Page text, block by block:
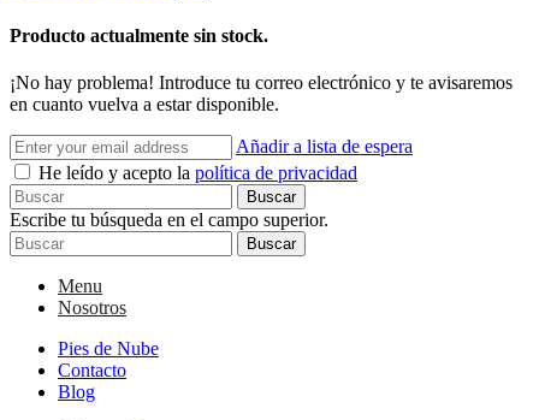
Producto actualmente sin stock.
¡No hay problema! Introduce tu correo electrónico y te avisaremos
en cuanto vuelva a estar disponible.
Añadir a lista de espera
He leído y acepto la política de privacidad
Buscar
Escribe tu búsqueda en el campo superior.
Buscar
Menu
Nosotros
Pies de Nube
Contacto
Blog